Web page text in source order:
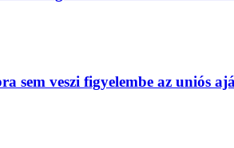
sem veszi figyelembe az uniós